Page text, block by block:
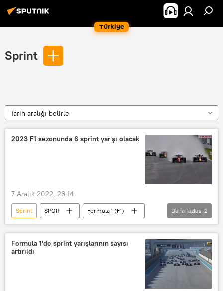
Türkiye
Sprint
Tarih aralığı belirle
2023 F1 sezonunda 6 sprint yarışı olacak
7 Aralık 2022, 23:14
Sprint SPOR
Formula 1 (F1)
Formula 1 Dünya Şampiyonası
Yarış
Daha fazlası 2
Formula 1'de sprint yarışlarının sayısı
artırıldı